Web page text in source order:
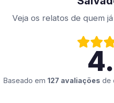
Veja os relatos de quem
Baseado em 127 avaliações de